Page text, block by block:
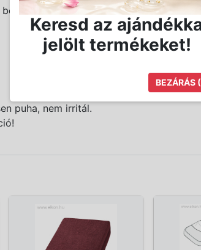
a különféle használatból eredő
puha, nem irritál.
Keresd az
jelölt termékeket!
BEZÁRÁS